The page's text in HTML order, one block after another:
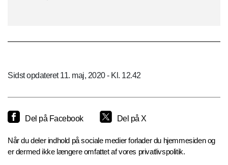
Sidst opdateret 11. maj, 2020 - Kl. 12.42
Del på Facebook Del på X
Når du deler indhold på sociale medier forlader du hjemmesiden og
er dermed ikke længere omfattet af vores privatlivspolitik.